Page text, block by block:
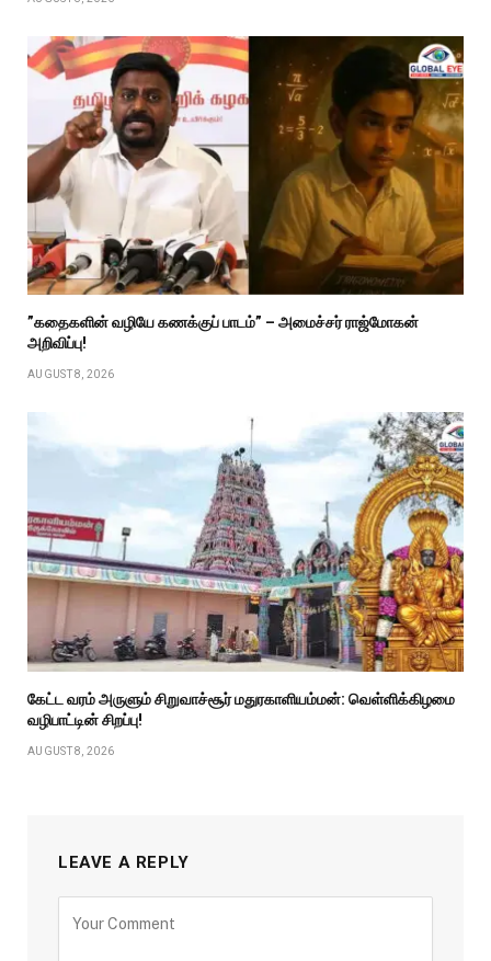
”கதைகளின் வழியே கணக்குப் பாடம்” – அமைச்சர் ராஜ்மோகன்
அறிவிப்பு!
AUGUST 8, 2026
கேட்ட வரம் அருளும் சிறுவாச்சூர் மதுரகாளியம்மன்: வெள்ளிக்கிழமை
வழிபாட்டின் சிறப்பு!
AUGUST 8, 2026
LEAVE A REPLY